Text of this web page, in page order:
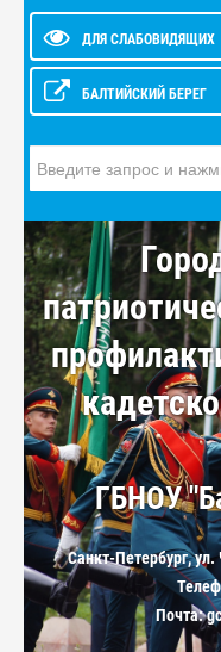
ДЛЯ СЛАБОВИДЯЩИХ
БАЛТИЙСКИЙ БЕРЕГ
ГБНОУ
Санкт-Петербург,
Почта: